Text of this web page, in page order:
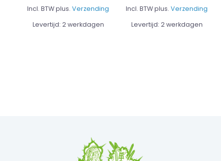
Incl. BTW plus. Verzending
Levertijd: 2 werkdagen
Incl. BTW plus. Verzending
Levertijd: 2 werkdagen